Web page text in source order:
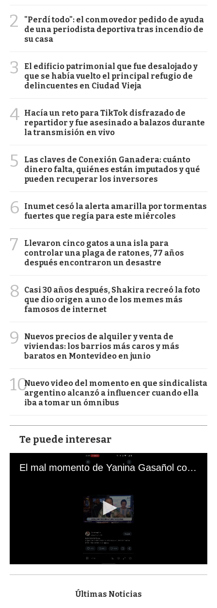
2
"Perdí todo": el conmovedor pedido de ayuda
de una periodista deportiva tras incendio de
su casa
3
El edificio patrimonial que fue desalojado y
que se había vuelto el principal refugio de
delincuentes en Ciudad Vieja
4 Hacía un reto para TikTok disfrazado de
repartidor y fue asesinado a balazos durante
la transmisión en vivo
5
Las claves de Conexión Ganadera: cuánto
dinero falta, quiénes están imputados y qué
pueden recuperar los inversores
6
Inumet cesó la alerta amarilla por tormentas
fuertes que regía para este miércoles
7
Llevaron cinco gatos a una isla para
controlar una plaga de ratones, 77 años
después encontraron un desastre
8
Casi 30 años después, Shakira recreó la foto
que dio origen a uno de los memes más
famosos de internet
9
Nuevos precios de alquiler y venta de
viviendas: los barrios más caros y más
baratos en Montevideo en junio
10Nuevo video del momento en que sindicalista
argentino alcanzó a influencer cuando ella
iba a tomar un ómnibus
Te puede interesar
El mal momento de Yanina Gasañol con un hincha argentino en "Subrayado"
s
Últimas Noticias